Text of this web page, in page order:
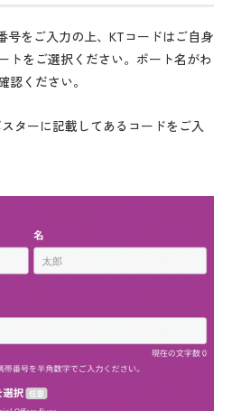
号をご入力の上、KTコードはご自身
トをご選択ください。ポート名がわ
認ください。
ターに記載してあるコードをご入